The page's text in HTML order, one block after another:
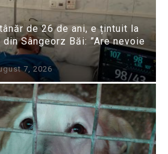
de 26 de ani, e țintuit la
Sângeorz Băi: ”Are nevoie
7, 2026